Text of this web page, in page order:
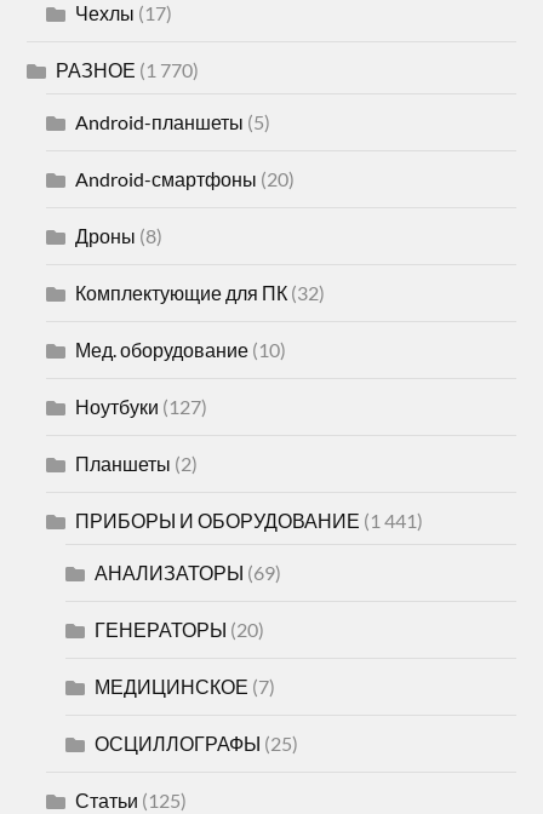
Чехлы (17)
РАЗНОЕ (1 770)
Android-планшеты (5)
Android-смартфоны (20)
Дроны (8)
Комплектующие для ПК (32)
Мед. оборудование (10)
Ноутбуки (127)
Планшеты (2)
ПРИБОРЫ И ОБОРУДОВАНИЕ (1 441)
АНАЛИЗАТОРЫ (69)
ГЕНЕРАТОРЫ (20)
МЕДИЦИНСКОЕ (7)
ОСЦИЛЛОГРАФЫ (25)
Статьи (125)